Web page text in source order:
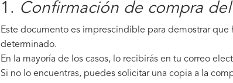
1. Confirmación de compra
Este documento es imprescindible para demostrar
determinado.
En la mayoría de los casos, lo recibirás en tu correo
Si no lo encuentras, puedes solicitar una copia a la